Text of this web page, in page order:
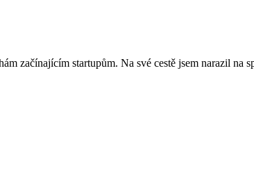
začínajícím startupům. Na své cestě jsem narazil na